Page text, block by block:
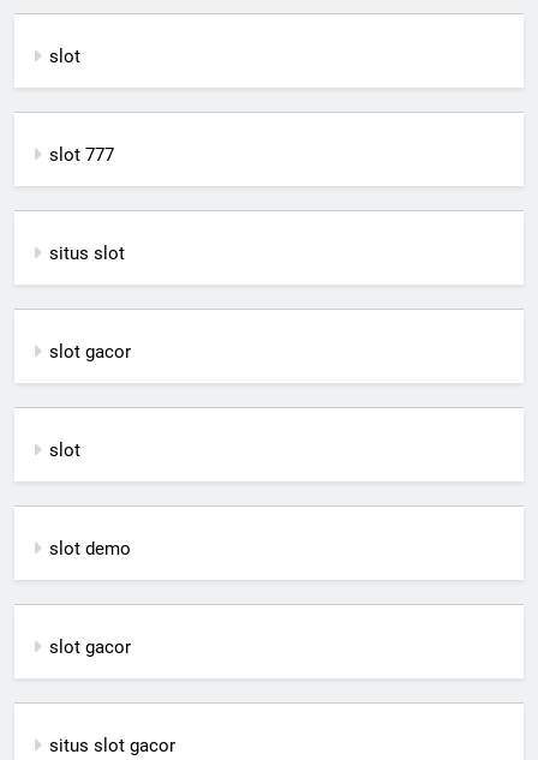
slot
slot 777
situs slot
slot gacor
slot
slot demo
slot gacor
situs slot gacor